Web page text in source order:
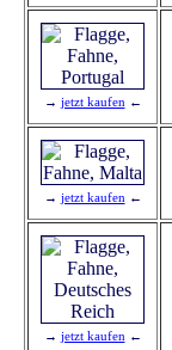
→ jetzt kaufen ←
→ jetzt kaufen ←
→ jetzt kaufen ←